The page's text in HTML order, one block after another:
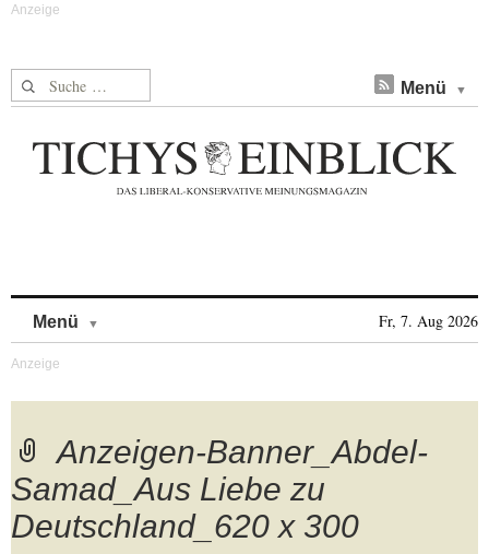
Suche nach: Menü
Menü Fr, 7. Aug 2026
Anzeigen-Banner_Abdel-
Samad_Aus Liebe zu
Deutschland_620 x 300